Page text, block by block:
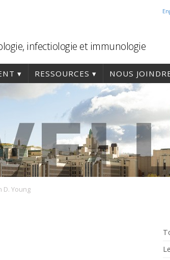
infectiologie et immunologie
RESSOURCES NOUS
D. Young